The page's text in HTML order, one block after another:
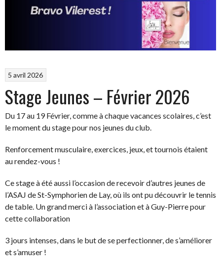
5 avril 2026
Stage Jeunes – Février 2026
Du 17 au 19 Février, comme à chaque vacances scolaires, c’est
le moment du stage pour nos jeunes du club.
Renforcement musculaire, exercices, jeux, et tournois étaient
au rendez-vous !
Ce stage à été aussi l’occasion de recevoir d’autres jeunes de
l’ASAJ de St-Symphorien de Lay, où ils ont pu découvrir le tennis
de table. Un grand merci à l’association et à Guy-Pierre pour
cette collaboration
3 jours intenses, dans le but de se perfectionner, de s’améliorer
et s’amuser !